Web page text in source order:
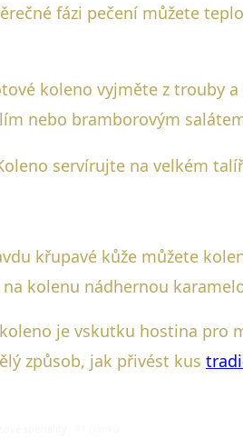
fázi pečení můžete
koleno vyjměte z trouby
nebo bramborovým
servírujte na velkém
křupavé kůže můžete
kolenu nádhernou
je vskutku hostina pro
způsob, jak přivést kus